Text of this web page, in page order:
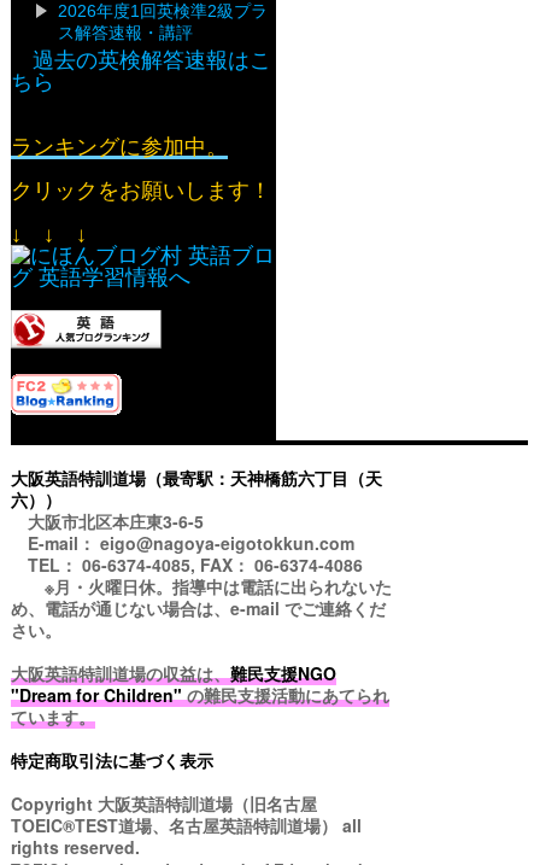
2026年度1回英検準2級プラ
ス解答速報・講評
過去の英検解答速報はこ
ちら
ランキングに参加中。
クリックをお願いします！
↓ ↓ ↓
大阪英語特訓道場（最寄駅：天神橋筋六丁目（天
六））
大阪市北区本庄東3-6-5
E-mail： eigo@nagoya-eigotokkun.com
TEL： 06-6374-4085, FAX： 06-6374-4086
※月・火曜日休。指導中は電話に出られないた
め、電話が通じない場合は、e-mail でご連絡くだ
さい。
大阪英語特訓道場の収益は、難民支援NGO
"Dream for Children"の難民支援活動にあてられ
ています。
特定商取引法に基づく表示
Copyright 大阪英語特訓道場（旧名古屋
TOEIC®TEST道場、名古屋英語特訓道場） all
rights reserved.